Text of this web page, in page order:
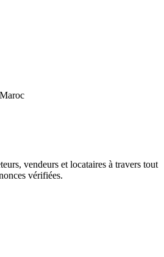
vendeurs et locataires à travers tout
vérifiées.